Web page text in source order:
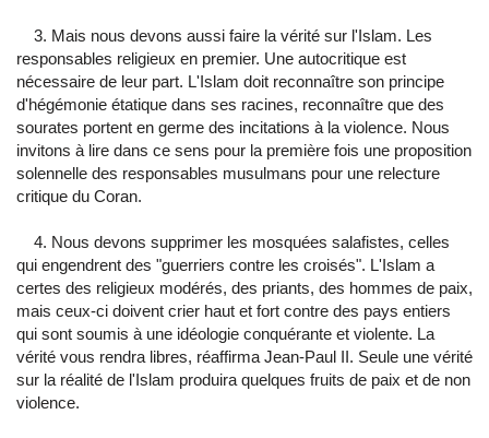
3. Mais nous devons aussi faire la vérité sur l'Islam. Les
responsables religieux en premier. Une autocritique est
nécessaire de leur part. L'Islam doit reconnaître son principe
d'hégémonie étatique dans ses racines, reconnaître que des
sourates portent en germe des incitations à la violence. Nous
invitons à lire dans ce sens pour la première fois une proposition
solennelle des responsables musulmans pour une relecture
critique du Coran.
4. Nous devons supprimer les mosquées salafistes, celles
qui engendrent des "guerriers contre les croisés". L'Islam a
certes des religieux modérés, des priants, des hommes de paix,
mais ceux-ci doivent crier haut et fort contre des pays entiers
qui sont soumis à une idéologie conquérante et violente. La
vérité vous rendra libres, réaffirma Jean-Paul II. Seule une vérité
sur la réalité de l'Islam produira quelques fruits de paix et de non
violence.